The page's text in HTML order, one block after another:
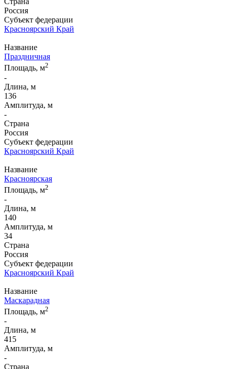
Россия
Субъект федерации
Красноярский Край
Название
Праздничная
Площадь, м2
-
Длина, м
136
Амплитуда, м
-
Страна
Россия
Субъект федерации
Красноярский Край
Название
Красноярская
Площадь, м2
-
Длина, м
140
Амплитуда, м
34
Страна
Россия
Субъект федерации
Красноярский Край
Название
Маскарадная
Площадь, м2
-
Длина, м
415
Амплитуда, м
-
Страна